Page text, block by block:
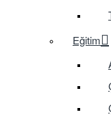
Eğitim